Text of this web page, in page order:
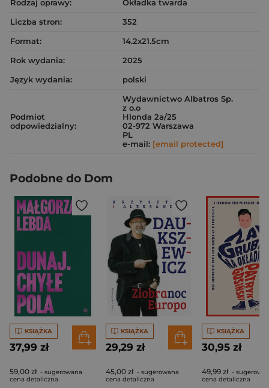
Rodzaj oprawy:
Okładka twarda
Liczba stron:
352
Format:
14.2x21.5cm
Rok wydania:
2025
Język wydania:
polski
Podmiot
odpowiedzialny:
Wydawnictwo Albatros Sp.
z o.o
Hlonda 2a/25
02-972 Warszawa
PL
e-mail: [email protected]
Podobne do Dom
KSIĄŻKA
37,99 zł
59,00 zł - sugerowana
cena detaliczna
KSIĄŻKA
29,29 zł
45,00 zł - sugerowana
cena detaliczna
KSIĄŻKA
30,95 zł
49,99 zł -
cena detaliczna